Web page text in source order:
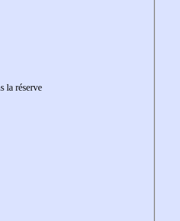
la réserve